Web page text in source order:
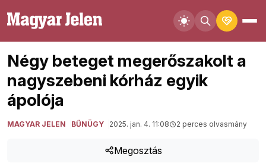
Négy beteget megerőszakolt a
nagyszebeni kórház egyik
ápolója
MAGYAR JELEN BŰNÜGY 2025. jan. 4. 11:08 2 perces olvasmány
Megosztás